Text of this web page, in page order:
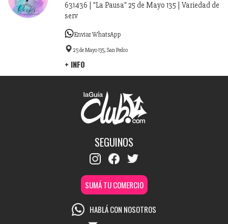
631436 | "La Pausa" 25 de Mayo 135 | Variedad de
serv
Enviar WhatsApp
25 de Mayo 135, San Pedro
+ INFO
SEGUINOS
SUMÁ TU COMERCIO
HABLÁ CON NOSOTROS